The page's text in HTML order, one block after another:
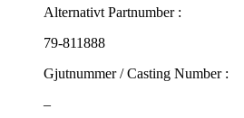
Alternativt Partnumber :
79-811888
Gjutnummer / Casting Number :
–